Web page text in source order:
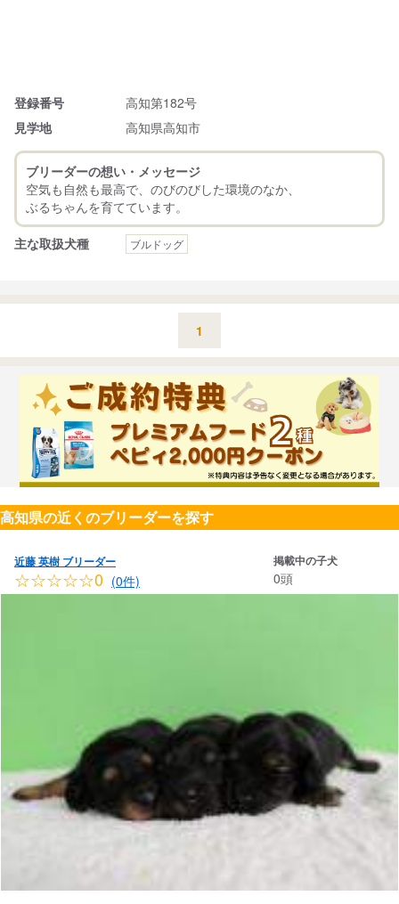
登録番号
高知第182号
見学地
高知県高知市
ブリーダーの想い・メッセージ
空気も自然も最高で、のびのびした環境のなか、
主な取扱犬種 ブルドッグ
1
高知県の近くのブリーダーを探す
近藤 英樹 ブリーダー
☆☆☆☆☆0 (0件)
掲載中の子犬
0頭